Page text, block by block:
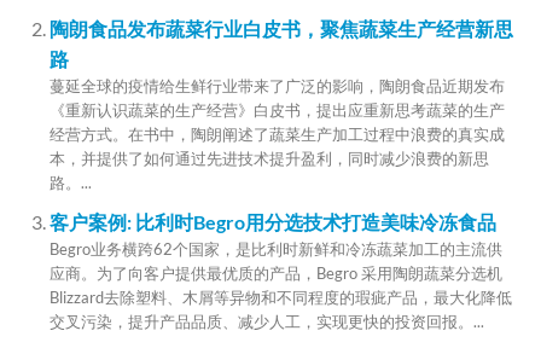
陶朗食品发布蔬菜行业白皮书，聚焦蔬菜生产经营新思
路
蔓延全球的疫情给生鲜行业带来了广泛的影响，陶朗食品近期发布
《重新认识蔬菜的生产经营》白皮书，提出应重新思考蔬菜的生产
经营方式。在书中，陶朗阐述了蔬菜生产加工过程中浪费的真实成
本，并提供了如何通过先进技术提升盈利，同时减少浪费的新思
路。...
客户案例: 比利时Begro用分选技术打造美味冷冻食品
Begro业务横跨62个国家，是比利时新鲜和冷冻蔬菜加工的主流供
应商。为了向客户提供最优质的产品，Begro 采用陶朗蔬菜分选机
Blizzard去除塑料、木屑等异物和不同程度的瑕疵产品，最大化降低
交叉污染，提升产品品质、减少人工，实现更快的投资回报。...